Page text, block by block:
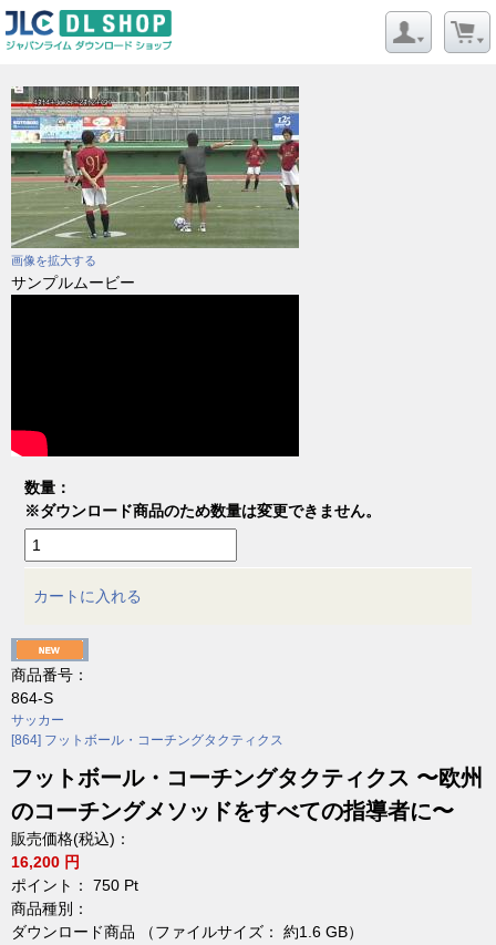
画像を拡大する
サンプルムービー
数量：
※ダウンロード商品のため数量は変更できません。
カートに入れる
商品番号：
864-S
サッカー
[864] フットボール・コーチングタクティクス
フットボール・コーチングタクティクス 〜欧州
のコーチングメソッドをすべての指導者に〜
販売価格(税込)：
16,200 円
ポイント： 750 Pt
商品種別：
ダウンロード商品 （ファイルサイズ： 約1.6 GB）